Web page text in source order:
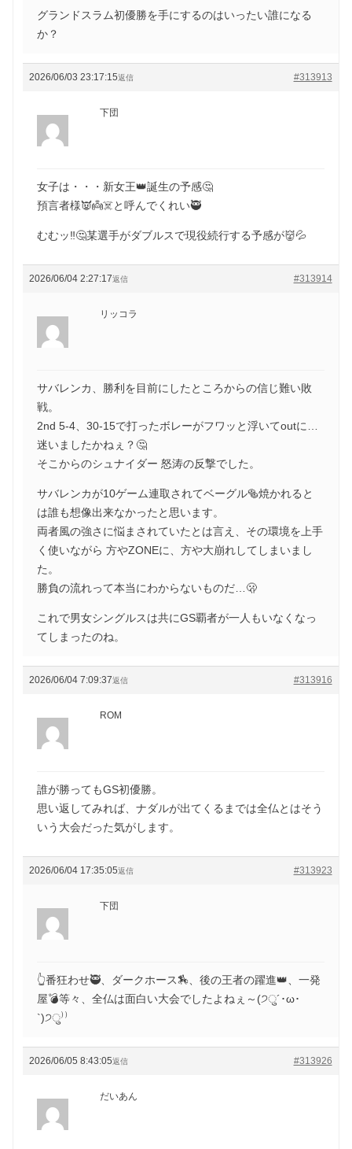
グランドスラム初優勝を手にするのはいったい誰になる
か？
2026/06/03 23:17:15 #313913
返信
下団
女子は・・・新女王👑誕生の予感🤔
預言者様👿👼☠️と呼んでくれい🥷
むむッ‼️🤔某選手がダブルスで現役続行する予感が👹💦
2026/06/04 2:27:17 #313914
返信
リッコラ
サバレンカ、勝利を目前にしたところからの信じ難い敗
戦。
2nd 5-4、30-15で打ったボレーがフワッと浮いてoutに…
迷いましたかねぇ？🤔
そこからのシュナイダー 怒涛の反撃でした。
サバレンカが10ゲーム連取されてベーグル🥯焼かれると
は誰も想像出来なかったと思います。
両者風の強さに悩まされていたとは言え、その環境を上手
く使いながら 方やZONEに、方や大崩れしてしまいまし
た。
勝負の流れって本当にわからないものだ…🫢
これで男女シングルスは共にGS覇者が一人もいなくなっ
てしまったのね。
2026/06/04 7:09:37 #313916
返信
ROM
誰が勝ってもGS初優勝。
思い返してみれば、ナダルが出てくるまでは全仏とはそう
いう大会だった気がします。
2026/06/04 17:35:05 #313923
返信
下団
👆番狂わせ🥷、ダークホース🏇、後の王者の躍進👑、一発
屋💣等々、全仏は面白い大会でしたよねぇ～(੭ु´･ω･
`)੭ु⁾⁾
2026/06/05 8:43:05 #313926
返信
だいあん